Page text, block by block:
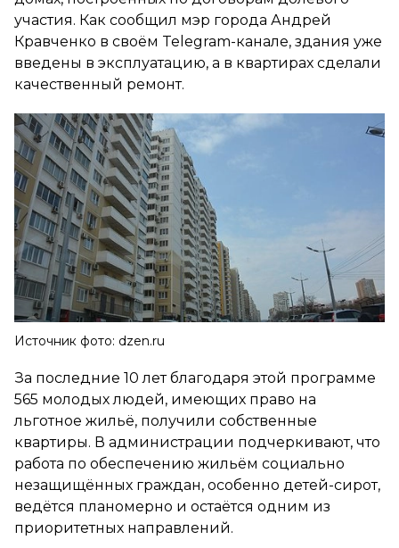
участия. Как сообщил мэр города Андрей
Кравченко в своём Telegram-канале, здания уже
введены в эксплуатацию, а в квартирах сделали
качественный ремонт.
Источник фото: dzen.ru
За последние 10 лет благодаря этой программе
565 молодых людей, имеющих право на
льготное жильё, получили собственные
квартиры. В администрации подчеркивают, что
работа по обеспечению жильём социально
незащищённых граждан, особенно детей-сирот,
ведётся планомерно и остаётся одним из
приоритетных направлений.